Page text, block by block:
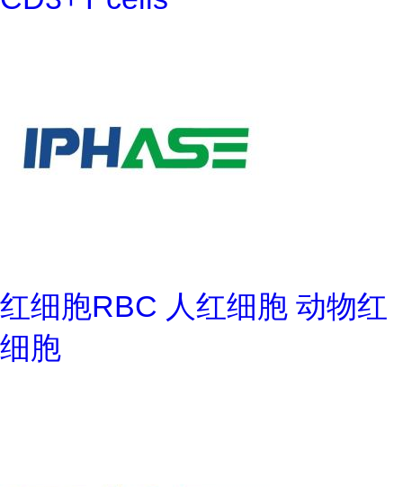
红细胞RBC 人红细胞 动物红
细胞